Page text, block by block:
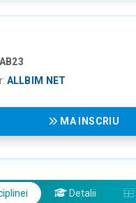
ALLBIM NET
MA INSCRIU
Detalii